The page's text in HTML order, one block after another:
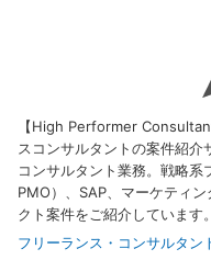
【High Performer
スコンサルタントの案件紹
コンサルタント業務。戦略系
PMO）、SAP、マーケティ
クト案件をご紹介しています。
フリーランス・コンサルタン